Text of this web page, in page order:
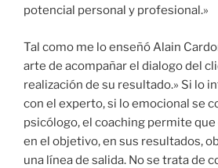
potencial personal y profesional.»
Tal como me lo enseñó Alain
arte de acompañar el dialogo del
realización de su resultado.» Si lo
con el experto, si lo emocional se
psicólogo, el coaching permite
en el objetivo, en sus resultados,
una línea de salida. No se trata de